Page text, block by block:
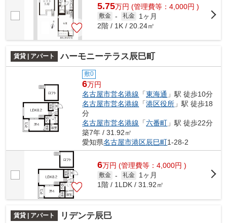
5.75万円 (管理費等：4,000円 )
敷金 - 礼金
1ヶ月
2階 / 1K / 20.24㎡
賃貸 | アパート ハーモニーテラス辰巳町
敷0
6万円
名古屋市営名港線 「東海通 」駅 徒歩10分
名古屋市営名港線 「港区役所 」駅 徒歩18
分
名古屋市営名港線 「六番町 」駅 徒歩22分
築7年 / 31.92㎡
愛知県名古屋市港区辰巳町1-28-2
6万円 (管理費等：4,000円 )
敷金 - 礼金
1ヶ月
1階 / 1LDK / 31.92㎡
賃貸 | アパート リデンテ辰巳